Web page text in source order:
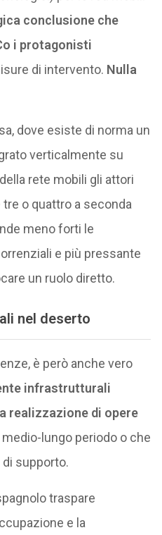
conclusione che
i protagonisti
di intervento. Nulla
dove esiste di norma un
verticalmente su
rete mobili gli attori
o quattro a seconda
meno forti le
e più pressante
un ruolo diretto.
nel deserto
è però anche vero
infrastrutturali
realizzazione di opere
lungo periodo o che
supporto.
traspare
e la